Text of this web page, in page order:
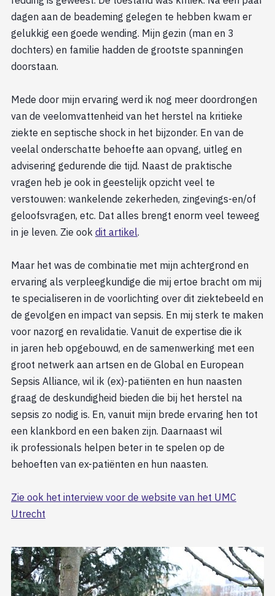
dagen aan de beademing gelegen te hebben kwam er
gelukkig een goede wending. Mijn gezin (man en 3
dochters) en familie hadden de grootste spanningen
doorstaan.
Mede door mijn ervaring werd ik nog meer doordrongen
van de veelomvattenheid van het herstel na kritieke
ziekte en septische shock in het bijzonder. En van de
veelal onderschatte behoefte aan opvang, uitleg en
advisering gedurende die tijd. Naast de praktische
vragen heb je ook in geestelijk opzicht veel te
verstouwen: wankelende zekerheden, zingevings-en/of
geloofsvragen, etc. Dat alles brengt enorm veel teweeg
in je leven. Zie ook dit artikel.
Maar het was de combinatie met mijn achtergrond en
ervaring als verpleegkundige die mij ertoe bracht om mij
te specialiseren in de voorlichting over dit ziektebeeld en
de gevolgen en impact van sepsis. En mij sterk te maken
voor nazorg en revalidatie. Vanuit de expertise die ik
in jaren heb opgebouwd, en de samenwerking met een
groot netwerk aan artsen en de Global en European
Sepsis Alliance, wil ik (ex)-patiënten en hun naasten
graag de deskundigheid bieden die bij het herstel na
sepsis zo nodig is. En, vanuit mijn brede ervaring hen tot
een klankbord en een baken zijn. Daarnaast wil
ik professionals helpen beter in te spelen op de
behoeften van ex-patiënten en hun naasten.
Zie ook het interview voor de website van het UMC
Utrecht